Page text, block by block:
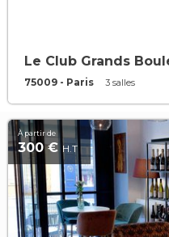
Le Club Grands
75009 - Paris 3 salles
À partir de
300 € H.T